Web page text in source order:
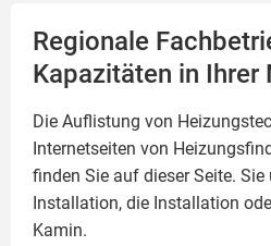
Regionale
Kapazitäten in Ihrer
Die Auflistung von
Internetseiten von
finden Sie auf dieser Seite.
Installation, die Installation
Kamin.